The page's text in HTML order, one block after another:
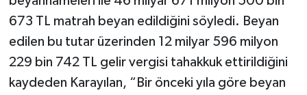
673 TL matrah beyan edildiğini söyledi. Beyan
edilen bu tutar üzerinden 12 milyar 596 milyon
229 bin 742 TL gelir vergisi tahakkuk ettirildiğini
kaydeden Karayılan, “Bir önceki yıla göre beyan